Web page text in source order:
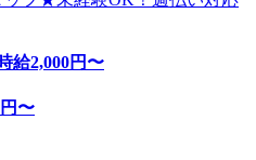
給2,000円〜
円〜